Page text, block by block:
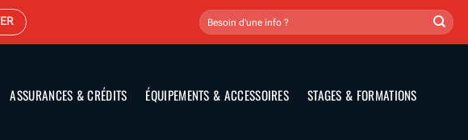
ASSURANCES & CRÉDITS ÉQUIPEMENTS & ACCESSOIRES STAGES & FORMATIONS